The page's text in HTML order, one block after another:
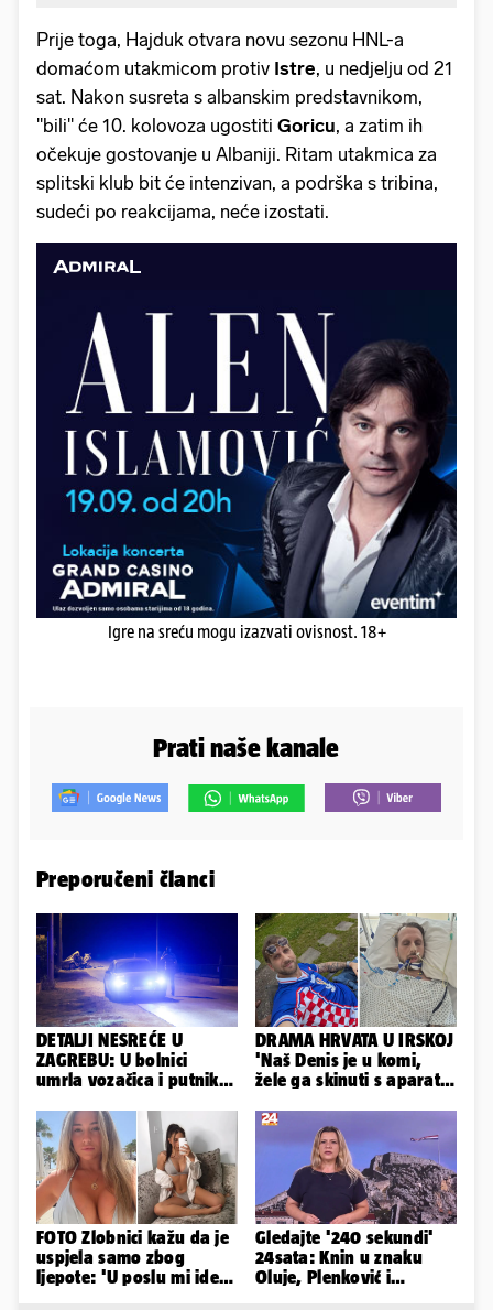
Prije toga, Hajduk otvara novu sezonu HNL-a
domaćom utakmicom protiv Istre, u nedjelju od 21
sat. Nakon susreta s albanskim predstavnikom,
"bili" će 10. kolovoza ugostiti Goricu, a zatim ih
očekuje gostovanje u Albaniji. Ritam utakmica za
splitski klub bit će intenzivan, a podrška s tribina,
sudeći po reakcijama, neće izostati.
Igre na sreću mogu izazvati ovisnost. 18+
Prati naše kanale
Preporučeni članci
DETALJI NESREĆE U
ZAGREBU: U bolnici
umrla vozačica i putnik,
prepolovio
DRAMA HRVATA U IRSKOJ
'Naš Denis je u komi,
žele ga skinuti s aparata!
FOTO Zlobnici kažu da je
uspjela samo zbog
ljepote: 'U poslu mi ide
Gledajte '240 sekundi'
24sata: Knin u znaku
Oluje, Plenković i